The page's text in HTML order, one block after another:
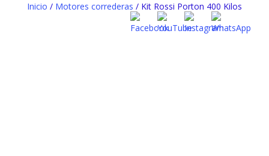
Inicio / Motores correderas / Kit Rossi Porton 400 Kilos